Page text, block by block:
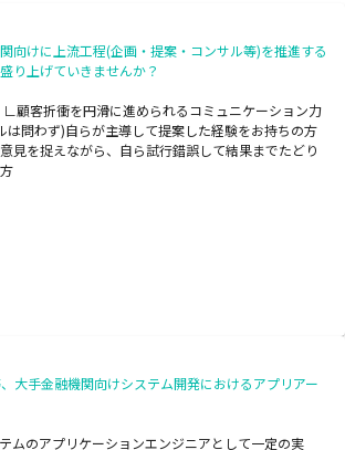
向けに上流工程(企画・提案・コンサル等)を推進する
り上げていきませんか？
∟顧客折衝を円滑に進められるコミュニケーション力
問わず)自らが主導して提案した経験をお持ちの方
見を捉えながら、自ら試行錯誤して結果までたどり
、大手金融機関向けシステム開発におけるアプリアー
ムのアプリケーションエンジニアとして一定の実